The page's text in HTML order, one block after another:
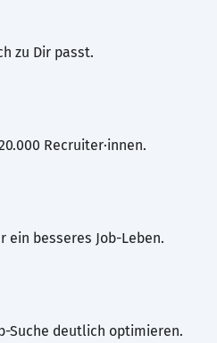
zu Dir passt.
Recruiter·innen.
besseres Job-Leben.
Suche deutlich optimieren.